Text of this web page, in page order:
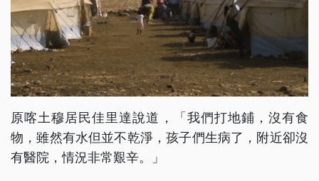
原喀土穆居民佳里達說道，「我們打地鋪，沒有食
物，雖然有水但並不乾淨，孩子們生病了，附近卻沒
有醫院，情況非常艱辛。」